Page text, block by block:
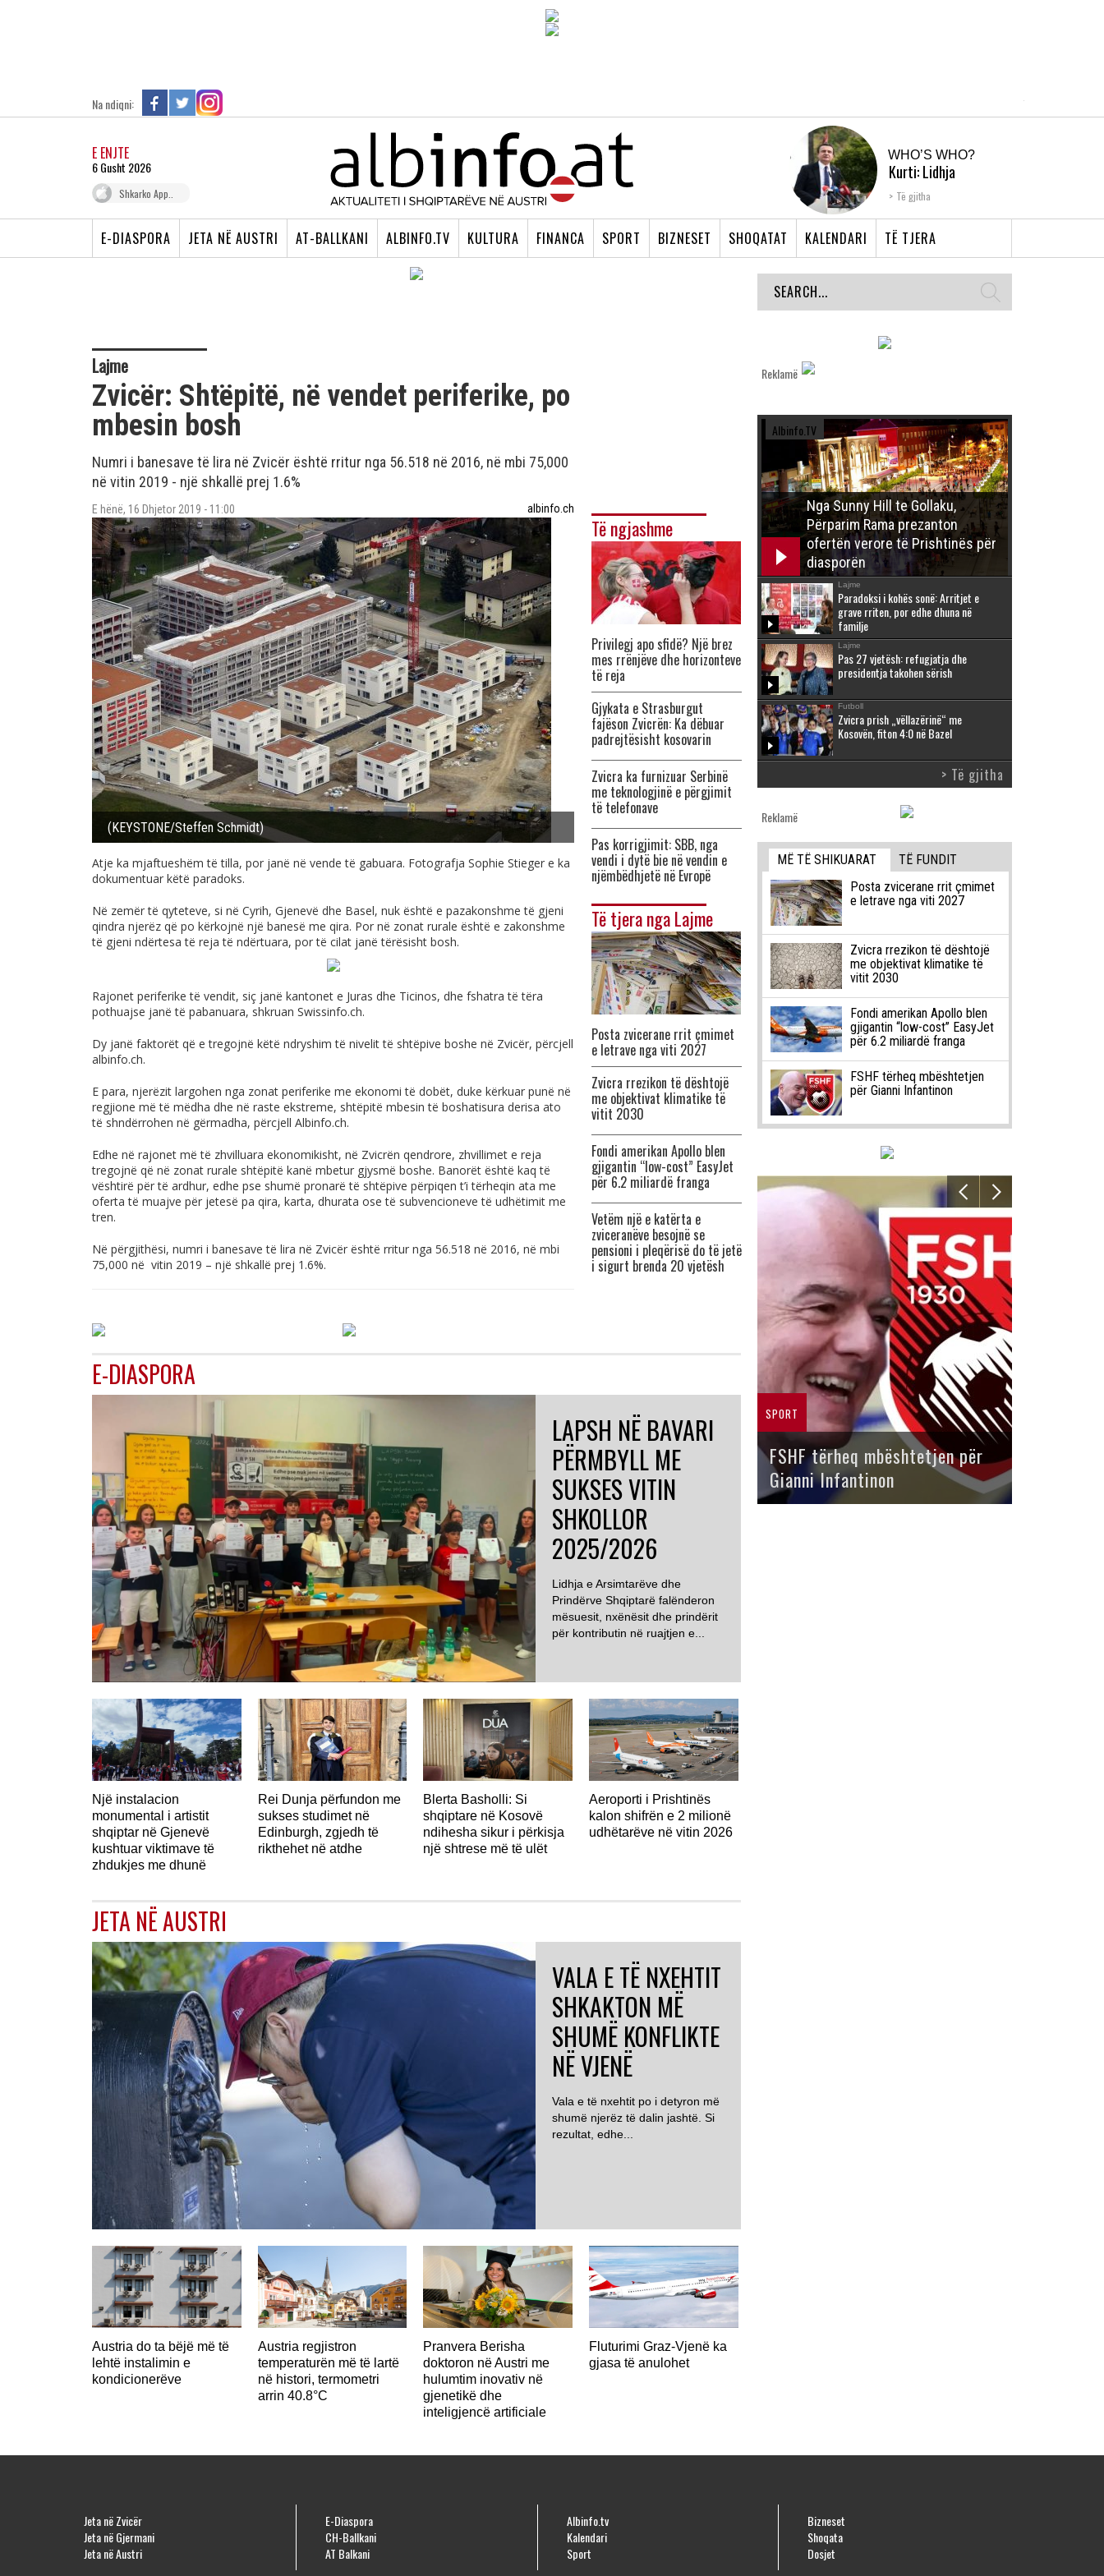
Na ndiqni:
E ENJTE
6 Gusht 2026
Shkarko App..
WHO’S WHO?
Kurti: Lidhja
Shqiptare e Prizrenit,
Të gjitha
E-DIASPORA JETA NË AUSTRI AT-BALLKANI ALBINFO.TV KULTURA FINANCA SPORT BIZNESET SHOQATAT KALENDARI TË TJERA
Lajme
Zvicër: Shtëpitë, në vendet periferike, po
mbesin bosh
Numri i banesave të lira në Zvicër është rritur nga 56.518 në 2016, në mbi 75,000
në vitin 2019 - një shkallë prej 1.6%
E hënë, 16 Dhjetor 2019 - 11:00 albinfo.ch
(KEYSTONE/Steffen Schmidt)
Atje ka mjaftueshëm të tilla, por janë në vende të gabuara. Fotografja Sophie Stieger e ka
dokumentuar këtë paradoks.
Në zemër të qyteteve, si në Cyrih, Gjenevë dhe Basel, nuk është e pazakonshme të gjeni
qindra njerëz që po kërkojnë një banesë me qira. Por në zonat rurale është e zakonshme
të gjeni ndërtesa të reja të ndërtuara, por të cilat janë tërësisht bosh.
Rajonet periferike të vendit, siç janë kantonet e Juras dhe Ticinos, dhe fshatra të tëra
pothuajse janë të pabanuara, shkruan Swissinfo.ch.
Dy janë faktorët që e tregojnë këtë ndryshim të nivelit të shtëpive boshe në Zvicër, përcjell
albinfo.ch.
E para, njerëzit largohen nga zonat periferike me ekonomi të dobët, duke kërkuar punë në
regjione më të mëdha dhe në raste ekstreme, shtëpitë mbesin të boshatisura derisa ato
të shndërrohen në gërmadha, përcjell Albinfo.ch.
Edhe në rajonet më të zhvilluara ekonomikisht, në Zvicrën qendrore, zhvillimet e reja
tregojnë që në zonat rurale shtëpitë kanë mbetur gjysmë boshe. Banorët është kaq të
vështirë për të ardhur, edhe pse shumë pronarë të shtëpive përpiqen t’i tërheqin ata me
oferta të muajve për jetesë pa qira, karta, dhurata ose të subvencioneve të udhëtimit me
tren.
Në përgjithësi, numri i banesave të lira në Zvicër është rritur nga 56.518 në 2016, në mbi
75,000 në vitin 2019 – një shkallë prej 1.6%.
Të ngjashme
Privilegj apo sfidë? Një brez
mes rrënjëve dhe horizonteve
të reja
Gjykata e Strasburgut
fajëson Zvicrën: Ka dëbuar
padrejtësisht kosovarin
Zvicra ka furnizuar Serbinë
me teknologjinë e përgjimit
të telefonave
Pas korrigjimit: SBB, nga
vendi i dytë bie në vendin e
njëmbëdhjetë në Evropë
Të tjera nga Lajme
Posta zvicerane rrit çmimet
e letrave nga viti 2027
Zvicra rrezikon të dështojë
me objektivat klimatike të
vitit 2030
Fondi amerikan Apollo blen
gjigantin “low-cost” EasyJet
për 6.2 miliardë franga
Vetëm një e katërta e
zviceranëve besojnë se
pensioni i pleqërisë do të jetë
i sigurt brenda 20 vjetësh
E-DIASPORA
LAPSH NË BAVARI
PËRMBYLL ME
SUKSES VITIN
SHKOLLOR
2025/2026
Lidhja e Arsimtarëve dhe
Prindërve Shqiptarë falënderon
mësuesit, nxënësit dhe prindërit
për kontributin në ruajtjen e...
Një instalacion
monumental i artistit
shqiptar në Gjenevë
kushtuar viktimave të
zhdukjes me dhunë
Rei Dunja përfundon me
sukses studimet në
Edinburgh, zgjedh të
rikthehet në atdhe
Blerta Basholli: Si
shqiptare në Kosovë
ndihesha sikur i përkisja
një shtrese më të ulët
Aeroporti i Prishtinës
kalon shifrën e 2 milionë
udhëtarëve në vitin 2026
JETA NË AUSTRI
VALA E TË NXEHTIT
SHKAKTON MË
SHUMË KONFLIKTE
NË VJENË
Vala e të nxehtit po i detyron më
shumë njerëz të dalin jashtë. Si
rezultat, edhe...
Austria do ta bëjë më të
lehtë instalimin e
kondicionerëve
Austria regjistron
temperaturën më të lartë
në histori, termometri
arrin 40.8°C
Pranvera Berisha
doktoron në Austri me
hulumtim inovativ në
gjenetikë dhe
inteligjencë artificiale
Fluturimi Graz-Vjenë ka
gjasa të anulohet
Reklamë
Albinfo.TV
Nga Sunny Hill te Gollaku,
Përparim Rama prezanton
ofertën verore të Prishtinës për
diasporën
Lajme
Paradoksi i kohës sonë: Arritjet e
grave rriten, por edhe dhuna në
familje
Lajme
Pas 27 vjetësh: refugjatja dhe
presidentja takohen sërish
Futboll
Zvicra prish „vëllazërinë“ me
Kosovën, fiton 4:0 në Bazel
> Të gjitha
Reklamë
MË TË SHIKUARAT
TË FUNDIT
Posta zvicerane rrit çmimet
e letrave nga viti 2027
Zvicra rrezikon të dështojë
me objektivat klimatike të
vitit 2030
Fondi amerikan Apollo blen
gjigantin “low-cost” EasyJet
për 6.2 miliardë franga
FSHF tërheq mbështetjen
për Gianni Infantinon
SPORT
FSHF tërheq mbështetjen për
Gianni Infantinon
Jeta në Zvicër
Jeta në Gjermani
Jeta në Austri
E-Diaspora
CH-Ballkani
AT Balkani
Albinfo.tv
Kalendari
Sport
Bizneset
Shoqata
Dosjet